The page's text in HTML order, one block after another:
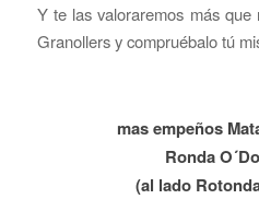
Y te las valoraremos más
Granollers y compruébalo tú
mas empeños
Ronda
(al lado